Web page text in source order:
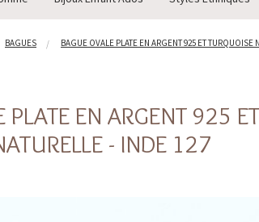
BAGUES BAGUE OVALE PLATE EN ARGENT 925 ET TURQUOISE
PLATE EN ARGENT 925 ET
- INDE 127